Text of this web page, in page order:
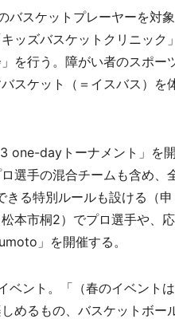
スケットプレーヤーを対
ッズバスケットクリニッ
を行う。障がい者のスポ
スケット（＝イスバス）
one-dayトーナメント」を
選手の混合チームも含め
きる特別ルールも設ける（
本市桐2）でプロ選手や、
」を開催する。
ント。「（春のイベント
めるもの、バスケットボ